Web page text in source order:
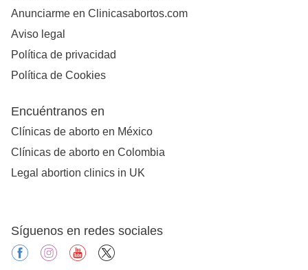
Anunciarme en Clinicasabortos.com
Aviso legal
Política de privacidad
Política de Cookies
Encuéntranos en
Clínicas de aborto en México
Clínicas de aborto en Colombia
Legal abortion clinics in UK
Síguenos en redes sociales
facebookinstagramyoutube